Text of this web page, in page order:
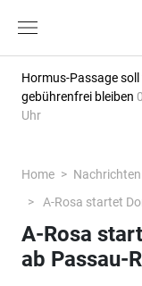
Hormus-Passage
gebührenfrei bleiben
Uhr
Home Nachrichten
A-Rosa startet
A-Rosa
ab Passau-